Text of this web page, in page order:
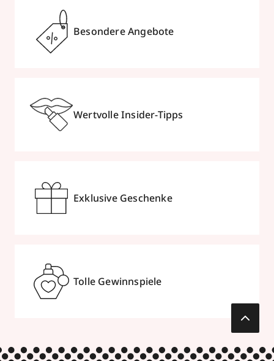
Besondere Angebote
Wertvolle Insider-Tipps
Exklusive Geschenke
Tolle Gewinnspiele